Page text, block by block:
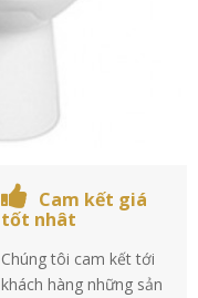
Cam kết giá
tốt nhât
Chúng tôi cam kết tới
khách hàng những sản